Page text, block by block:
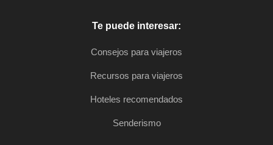
Te puede interesar:
Consejos para viajeros
Recursos para viajeros
Hoteles recomendados
Senderismo